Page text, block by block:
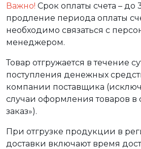
Важно! Срок оплаты счета –
продление периода оплаты
необходимо связаться с
менеджером.
Товар отгружается в течение
поступления денежных
компании поставщика
случаи оформления товаров в
заказ»).
При отгрузке продукции в
доставки включают время